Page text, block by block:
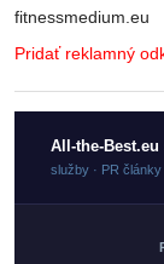
fitnessmedium.eu
Pridať reklamný
All-the-
služby · PR články